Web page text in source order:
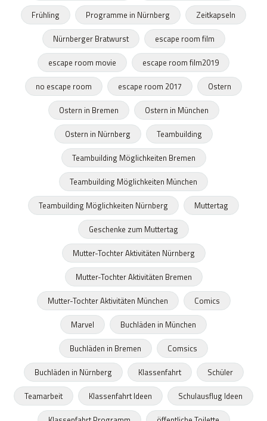
Frühling
Programme in Nürnberg
Zeitkapseln
Nürnberger Bratwurst
escape room film
escape room movie
escape room film2019
no escape room
escape room 2017
Ostern
Ostern in Bremen
Ostern in München
Ostern in Nürnberg
Teambuilding
Teambuilding Möglichkeiten Bremen
Teambuilding Möglichkeiten München
Teambuilding Möglichkeiten Nürnberg
Muttertag
Geschenke zum Muttertag
Mutter-Tochter Aktivitäten Nürnberg
Mutter-Tochter Aktivitäten Bremen
Mutter-Tochter Aktivitäten München
Comics
Marvel
Buchläden in München
Buchläden in Bremen
Comsics
Buchläden in Nürnberg
Klassenfahrt
Schüler
Teamarbeit
Klassenfahrt Ideen
Schulausflug Ideen